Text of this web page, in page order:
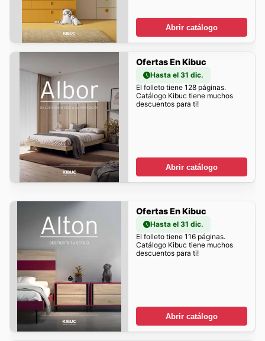
Abrir catálogo
Ofertas En Kibuc
Hasta el 31 dic.
El folleto tiene 128 páginas.
Catálogo Kibuc tiene muchos
descuentos para ti!
Abrir catálogo
Ofertas En Kibuc
Hasta el 31 dic.
El folleto tiene 116 páginas.
Catálogo Kibuc tiene muchos
descuentos para ti!
Abrir catálogo